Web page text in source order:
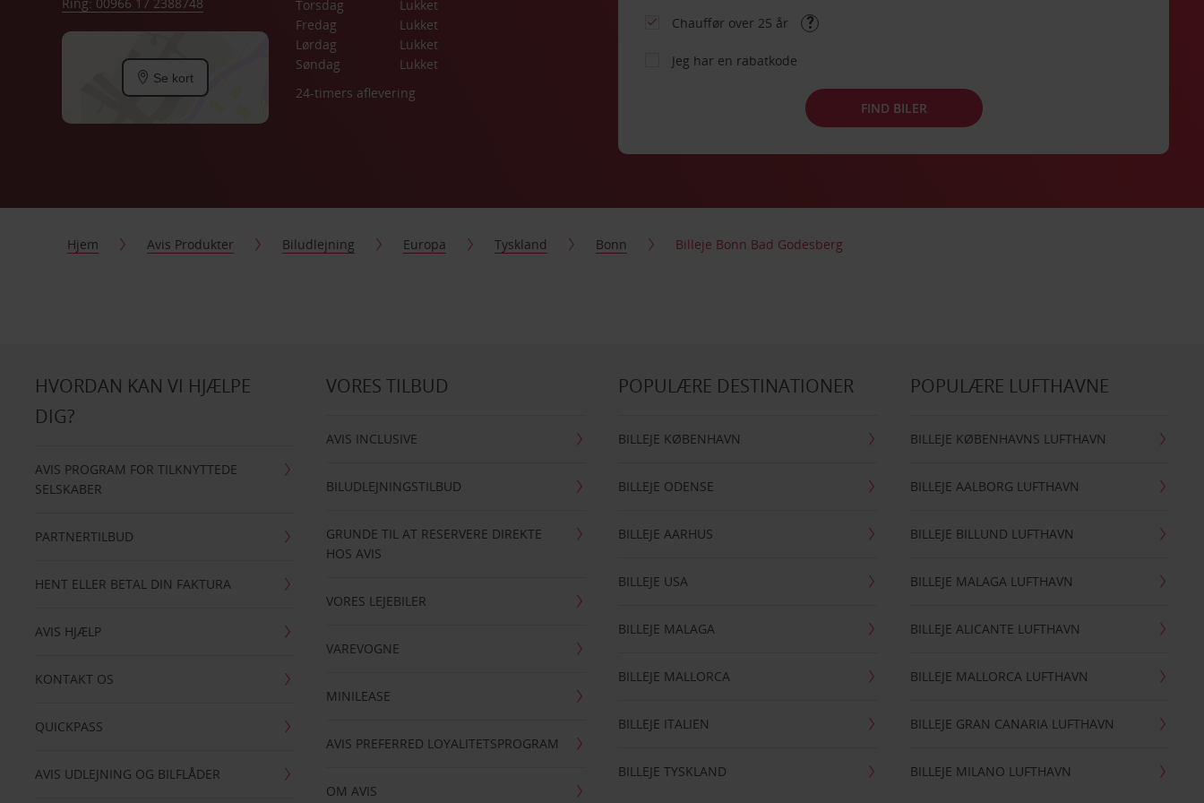
Se kort
Torsdag
Lukket
Fredag
Lukket
Lørdag
Lukket
Søndag
Lukket
24-timers aflevering
Chauffør over 25 år
Jeg har en rabatkode
FIND BILER
Hjem Avis Produkter Biludlejning Europa Tyskland Bonn Billeje Bonn Bad Godesberg
HVORDAN KAN VI HJÆLPE
DIG?
AVIS PROGRAM FOR TILKNYTTEDE
SELSKABER
PARTNERTILBUD
HENT ELLER BETAL DIN FAKTURA
AVIS HJÆLP
KONTAKT OS
QUICKPASS
AVIS UDLEJNING OG BILFLÅDER
VORES TILBUD
AVIS INCLUSIVE
BILUDLEJNINGSTILBUD
GRUNDE TIL AT RESERVERE DIREKTE
HOS AVIS
VORES LEJEBILER
VAREVOGNE
MINILEASE
AVIS PREFERRED LOYALITETSPROGRAM
OM AVIS
POPULÆRE DESTINATIONER
BILLEJE KØBENHAVN
BILLEJE ODENSE
BILLEJE AARHUS
BILLEJE USA
BILLEJE MALAGA
BILLEJE MALLORCA
BILLEJE ITALIEN
BILLEJE TYSKLAND
POPULÆRE LUFTHAVNE
BILLEJE KØBENHAVNS LUFTHAVN
BILLEJE AALBORG LUFTHAVN
BILLEJE BILLUND LUFTHAVN
BILLEJE MALAGA LUFTHAVN
BILLEJE ALICANTE LUFTHAVN
BILLEJE MALLORCA LUFTHAVN
BILLEJE GRAN CANARIA LUFTHAVN
BILLEJE MILANO LUFTHAVN